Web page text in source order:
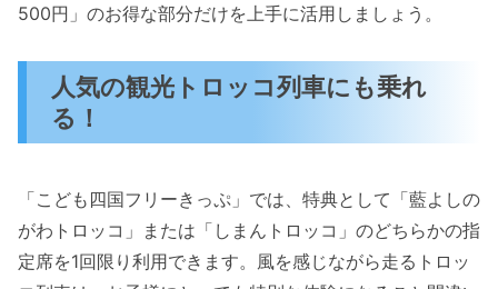
500円」のお得な部分だけを上手に活用しましょう。
人気の観光トロッコ列車にも乗れ
る！
「こども四国フリーきっぷ」では、特典として「藍よしの
がわトロッコ」または「しまんトロッコ」のどちらかの指
定席を1回限り利用できます。風を感じながら走るトロッ